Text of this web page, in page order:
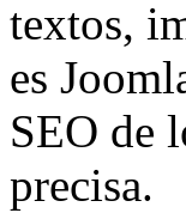
textos,
es
SEO de
precisa.